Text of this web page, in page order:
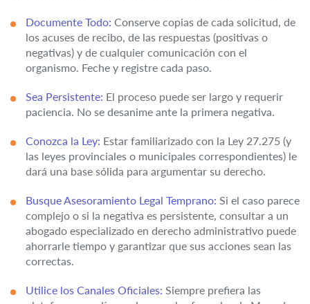
Documente Todo: Conserve copias de cada solicitud, de
los acuses de recibo, de las respuestas (positivas o
negativas) y de cualquier comunicación con el
organismo. Feche y registre cada paso.
Sea Persistente: El proceso puede ser largo y requerir
paciencia. No se desanime ante la primera negativa.
Conozca la Ley: Estar familiarizado con la Ley 27.275 (y
las leyes provinciales o municipales correspondientes) le
dará una base sólida para argumentar su derecho.
Busque Asesoramiento Legal Temprano: Si el caso parece
complejo o si la negativa es persistente, consultar a un
abogado especializado en derecho administrativo puede
ahorrarle tiempo y garantizar que sus acciones sean las
correctas.
Utilice los Canales Oficiales: Siempre prefiera las